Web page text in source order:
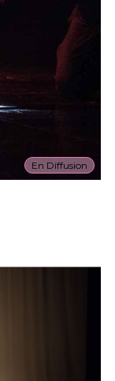
En Diffusion